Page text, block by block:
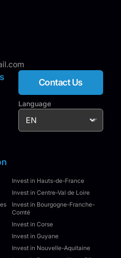
Contact Us
Language
Invest in Hauts-de-France
Invest in Centre-Val de Loire
Invest in Bourgogne-Franche-
Comté
Invest in Corse
Invest in Guyane
Invest in Nouvelle-Aquitaine